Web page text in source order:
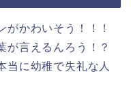
がかわいそう！！！
が言えるんろう！？
当に幼稚で失礼な人